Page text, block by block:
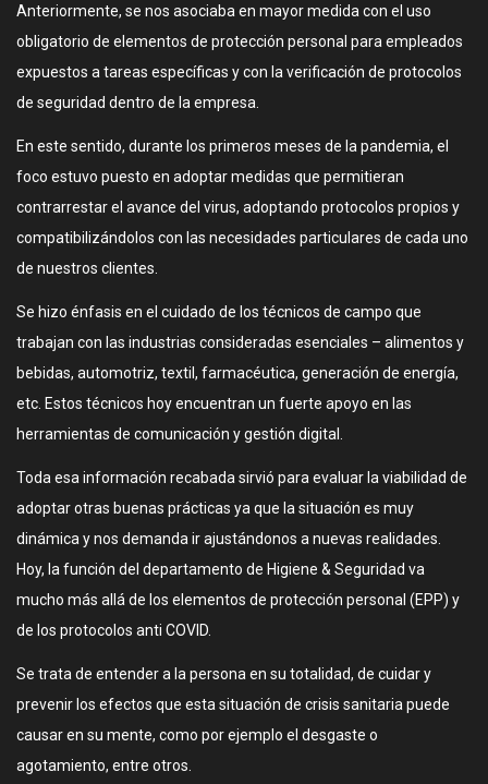
Anteriormente, se nos asociaba en mayor medida con el uso
obligatorio de elementos de protección personal para empleados
expuestos a tareas específicas y con la verificación de protocolos
de seguridad dentro de la empresa.
En este sentido, durante los primeros meses de la pandemia, el
foco estuvo puesto en adoptar medidas que permitieran
contrarrestar el avance del virus, adoptando protocolos propios y
compatibilizándolos con las necesidades particulares de cada uno
de nuestros clientes.
Se hizo énfasis en el cuidado de los técnicos de campo que
trabajan con las industrias consideradas esenciales – alimentos y
bebidas, automotriz, textil, farmacéutica, generación de energía,
etc. Estos técnicos hoy encuentran un fuerte apoyo en las
herramientas de comunicación y gestión digital.
Toda esa información recabada sirvió para evaluar la viabilidad de
adoptar otras buenas prácticas ya que la situación es muy
dinámica y nos demanda ir ajustándonos a nuevas realidades.
Hoy, la función del departamento de Higiene & Seguridad va
mucho más allá de los elementos de protección personal (EPP) y
de los protocolos anti COVID.
Se trata de entender a la persona en su totalidad, de cuidar y
prevenir los efectos que esta situación de crisis sanitaria puede
causar en su mente, como por ejemplo el desgaste o
agotamiento, entre otros.